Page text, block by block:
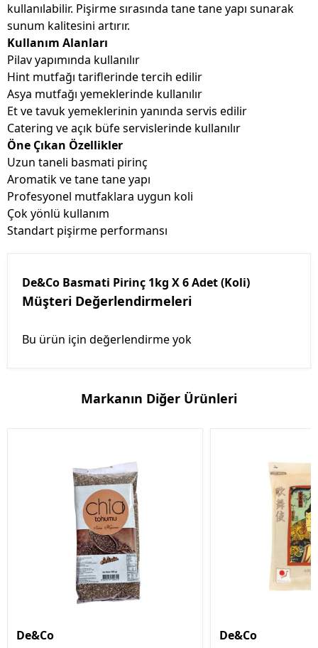
kullanılabilir. Pişirme sırasında tane tane yapı sunarak
sunum kalitesini artırır.
Kullanım Alanları
Pilav yapımında kullanılır
Hint mutfağı tariflerinde tercih edilir
Asya mutfağı yemeklerinde kullanılır
Et ve tavuk yemeklerinin yanında servis edilir
Catering ve açık büfe servislerinde kullanılır
Öne Çıkan Özellikler
Uzun taneli basmati pirinç
Aromatik ve tane tane yapı
Profesyonel mutfaklara uygun koli
Çok yönlü kullanım
Standart pişirme performansı
De&Co Basmati Pirinç 1kg X 6 Adet (Koli)
Müşteri Değerlendirmeleri
Bu ürün için değerlendirme yok
Markanın Diğer Ürünleri
De&Co
De&Co